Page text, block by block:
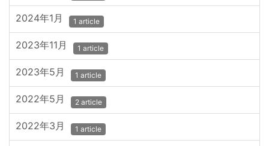
2024年1月 1 article
2023年11月 1 article
2023年5月 1 article
2022年5月 2 article
2022年3月 1 article